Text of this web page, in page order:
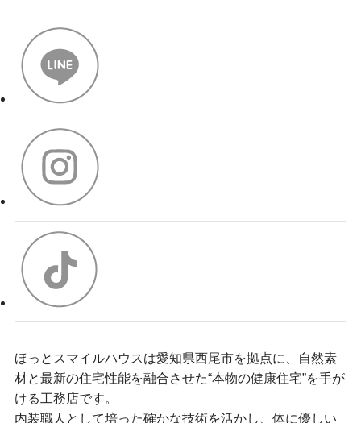
ほっとスマイルハウスは愛知県西尾市を拠点に、自然素
材と最新の住宅性能を融合させた“本物の健康住宅”を手が
ける工務店です。
内装職人として培った確かな技術を活かし、体に優しい